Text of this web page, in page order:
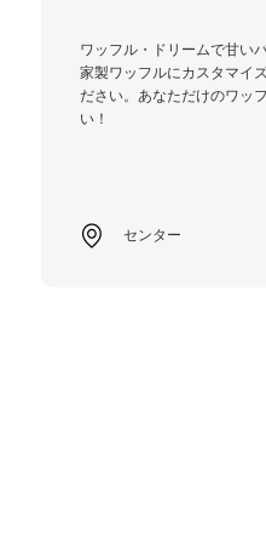
ワッフル・ドリームで甘い
家製ワッフルにカスタマイ
ださい。あなただけのワッ
い！
センター